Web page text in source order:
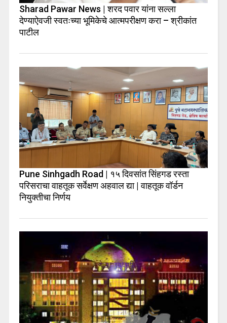
Sharad Pawar News | शरद पवार यांना सल्ला
देण्याऐवजी स्वतःच्या भूमिकेचे आत्मपरीक्षण करा – श्रीकांत
पाटील
Pune Sinhgadh Road | १५ दिवसांत सिंहगड रस्ता
परिसराचा वाहतूक सर्वेक्षण अहवाल द्या | वाहतूक वॉर्डन
नियुक्तीचा निर्णय